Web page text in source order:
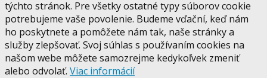
týchto stránok. Pre všetky ostatné typy súborov cookie
potrebujeme vaše povolenie. Budeme vďační, keď nám
ho poskytnete a pomôžete nám tak, naše stránky a
služby zlepšovať. Svoj súhlas s používaním cookies na
našom webe môžete samozrejme kedykoľvek zmeniť
alebo odvolať. Viac informácií